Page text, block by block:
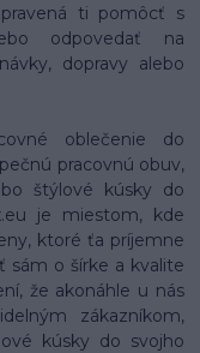
ti pomôcť s
odpovedať na
dopravy alebo
oblečenie do
pracovnú obuv,
štýlové kúsky do
je miestom, kde
ktoré ťa príjemne
sám o šírke a kvalite
že akonáhle u nás
zákazníkom,
kúsky do svojho